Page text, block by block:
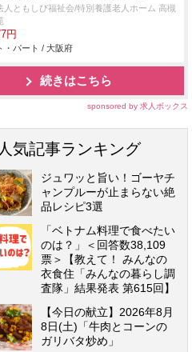
人ともしび福祉会/特別養護老人ホーム 高槻
円
・パート / 大阪府
続きはこちら
sponsored by 求人ボックス
人気記事ランキング
ジュワッと旨い！ゴーヤチ
ャンプルーが止まらない絶
品レシピ3選
「ベトナム料理で食べたい
のは？」＜回答数38,109
票＞【教えて！ みんなの
衣食住「みんなの暮らし調
査隊」結果発表 第615回】
【今日の献立】2026年8月
8日(土)「牛肉とコーンの
ガリバタ炒め」